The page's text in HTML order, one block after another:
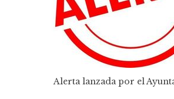
Alerta lanzada por el